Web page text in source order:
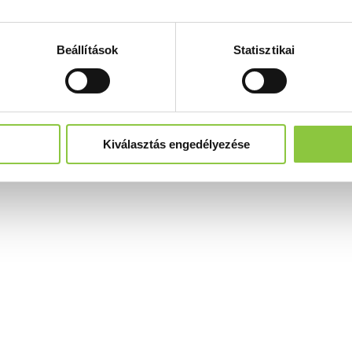
Beállítások Statisztikai
Kiválasztás engedélyezése